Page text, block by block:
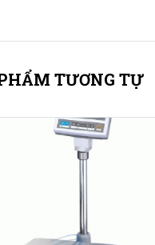
sản phẩm:
sản xuất: Mettler Toledo
cân: 30kg; 60kg;
số cân: 5g; 10g; 10g; 20g;
TƯƠNG TỰ